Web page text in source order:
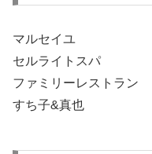
マルセイユ
セルライトスパ
ファミリーレストラン
すち子&真也